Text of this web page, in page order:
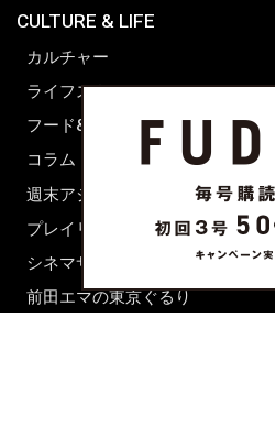
CULTURE & LIFE
カルチャー
ライフスタイル
フード&ドリンク
コラム
週末アジア
プレイリスト
シネマサロン
前田エマの東京ぐるり